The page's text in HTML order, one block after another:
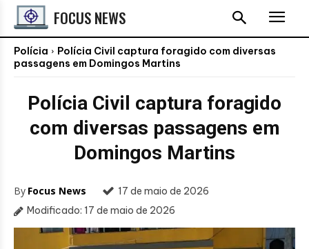
FOCUS NEWS
Polícia
Polícia Civil captura foragido com diversas
passagens em Domingos Martins
Polícia Civil captura foragido
com diversas passagens em
Domingos Martins
By Focus News
17 de maio de 2026
Modificado: 17 de maio de 2026